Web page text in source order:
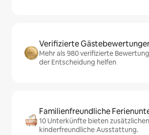
Verifizierte
Mehr als 980 verifizierte
der Entscheidung helfen
Familienfreundliche
10 Unterkünfte bieten
kinderfreundliche Ausstattung.